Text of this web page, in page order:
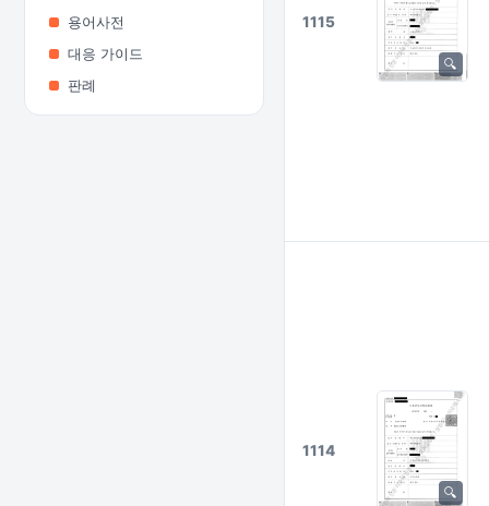
용어사전
대응 가이드
판례
1115
1114